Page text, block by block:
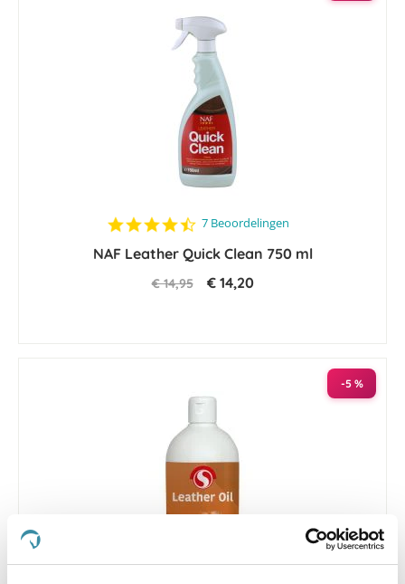
4.7
rating
7 Beoordelingen
NAF Leather Quick Clean 750 ml
€ 14,95 € 14,20
-5 %